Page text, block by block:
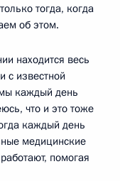
тогда, когда
об этом.
находится весь
с известной
каждый день
что и это тоже
каждый день
медицинские
помогая